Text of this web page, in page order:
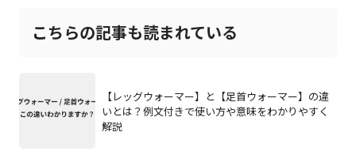
こちらの記事も読まれている
【レッグウォーマー】と【足首ウォーマー】の違
いとは？例文付きで使い方や意味をわかりやすく
解説